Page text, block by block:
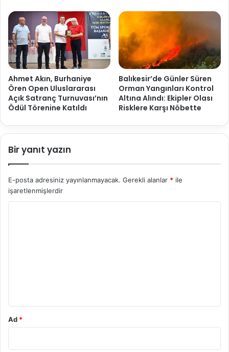
Ahmet Akın, Burhaniye
Ören Open Uluslararası
Açık Satranç Turnuvası’nın
Ödül Törenine Katıldı
Balıkesir’de Günler Süren
Orman Yangınları Kontrol
Altına Alındı: Ekipler Olası
Risklere Karşı Nöbette
Bir yanıt yazın
E-posta adresiniz yayınlanmayacak. Gerekli alanlar * ile
işaretlenmişlerdir
Ad *